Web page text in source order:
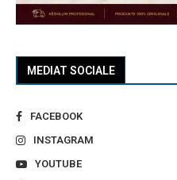
MEDIAT SOCIALE
FACEBOOK
INSTAGRAM
YOUTUBE